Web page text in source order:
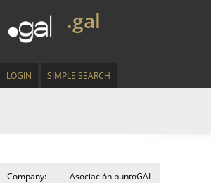
.gal
LOGIN SIMPLE SEARCH
Company: Asociación puntoGAL